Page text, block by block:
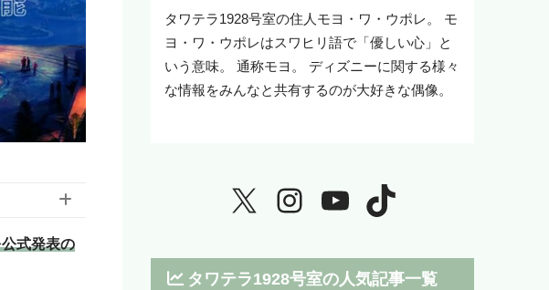
しても
式発表の
タワテラ1928号室の住人モヨ・ワ・ウポレ。 モ
ヨ・ワ・ウポレはスワヒリ語で「優しい心」と
いう意味。 通称モヨ。 ディズニーに関する様々
な情報をみんなと共有するのが大好きな偶像。
タワテラ1928号室の人気記事一覧